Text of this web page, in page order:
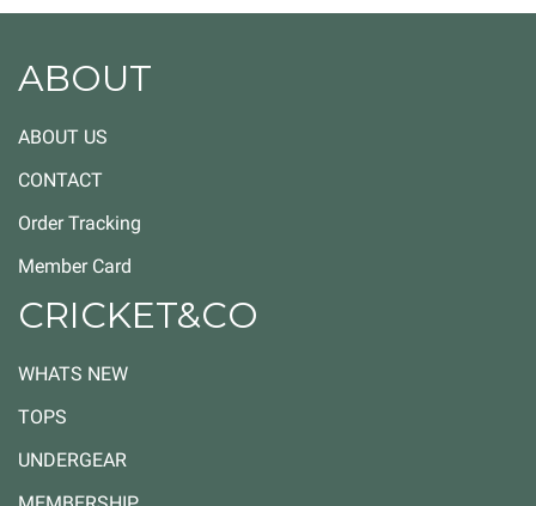
ABOUT
ABOUT US
CONTACT
Order Tracking
Member Card
CRICKET&CO
WHATS NEW
TOPS
UNDERGEAR